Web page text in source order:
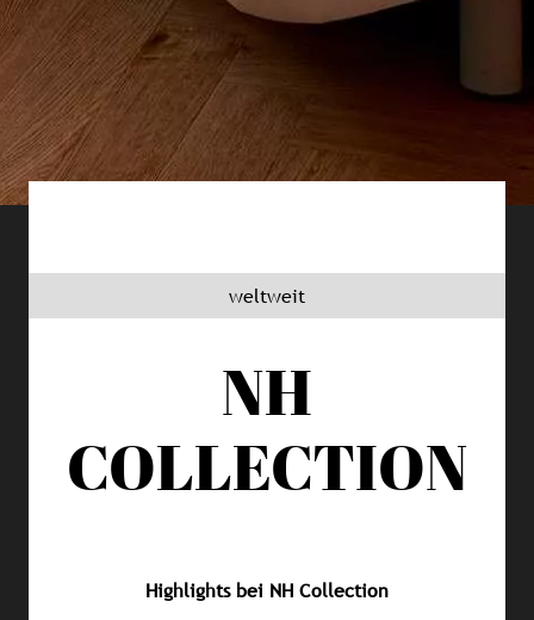
weltweit
NH
COLLECTION
Highlights bei NH Collection